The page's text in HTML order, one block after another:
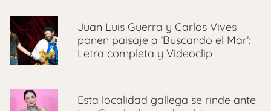
Juan Luis Guerra y Carlos Vives
ponen paisaje a ‘Buscando el Mar’:
Letra completa y Videoclip
Esta localidad gallega se rinde ante